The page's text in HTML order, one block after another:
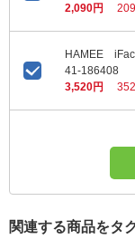
2,090円
HAMEE
41-186408
3,520円
関連する商品をタ